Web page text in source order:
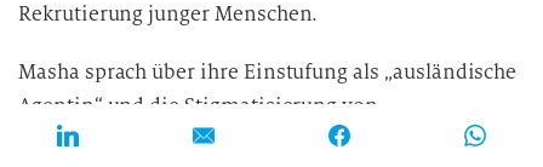
Rekrutierung junger Menschen.
Masha sprach über ihre Einstufung als „ausländische
Agentin“ und die Stigmatisierung von
Journalist:innen als Landesverräter:innen. Während